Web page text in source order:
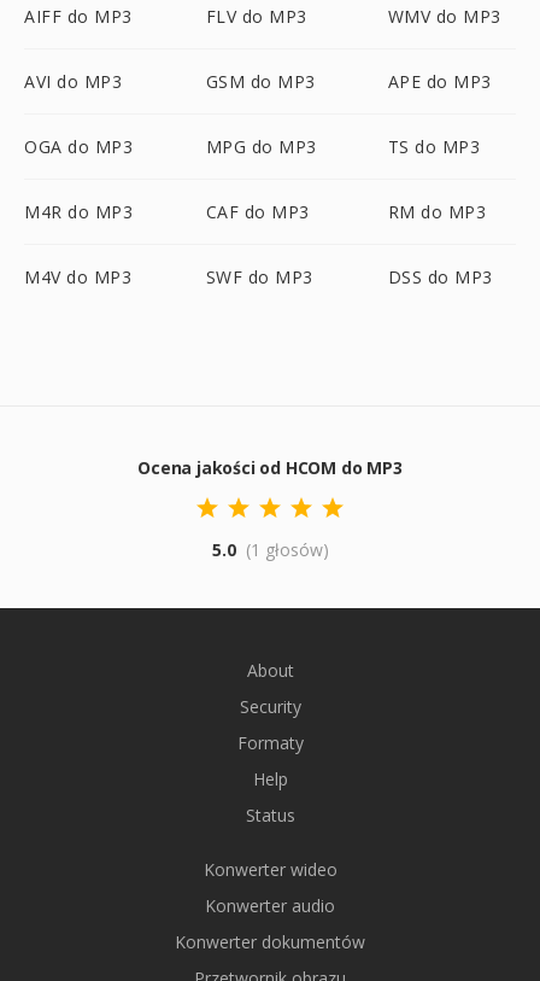
AIFF do MP3 FLV do MP3 WMV do MP3
AVI do MP3 GSM do MP3 APE do MP3
OGA do MP3 MPG do MP3 TS do MP3
M4R do MP3 CAF do MP3 RM do MP3
M4V do MP3 SWF do MP3 DSS do MP3
Ocena jakości od HCOM do MP3
5.0 (1 głosów)
About
Security
Formaty
Help
Status
Konwerter wideo
Konwerter audio
Konwerter dokumentów